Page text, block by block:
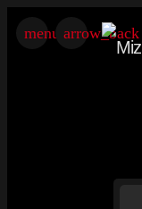
menu arrow_back